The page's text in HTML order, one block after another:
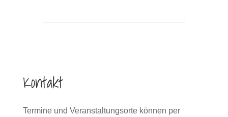
Kontakt
Termine und Veranstaltungsorte können per